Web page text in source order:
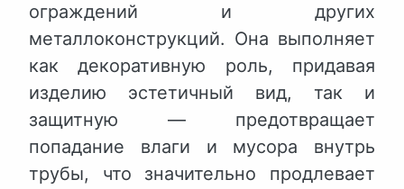
ограждений и других
металлоконструкций. Она выполняет
как декоративную роль, придавая
изделию эстетичный вид, так и
защитную — предотвращает
попадание влаги и мусора внутрь
трубы, что значительно продлевает